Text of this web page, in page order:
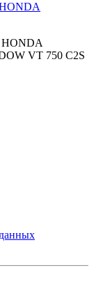
HONDA
VT 750 C2S